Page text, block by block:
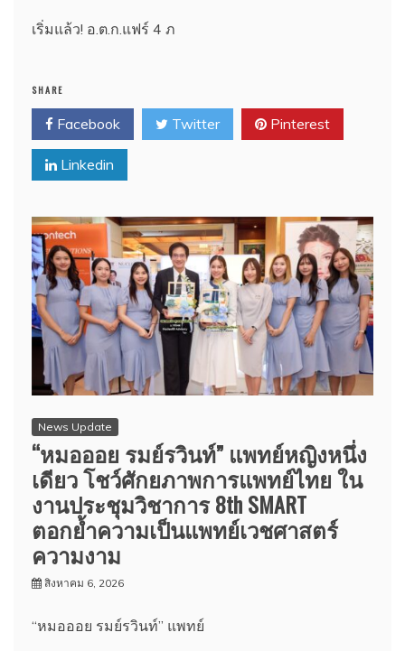
เริ่มแล้ว! อ.ต.ก.แฟร์ 4 ภ
SHARE
Facebook Twitter Pinterest
Linkedin
News Update
“หมอออย รมย์รวินท์” แพทย์หญิงหนึ่ง
เดียว โชว์ศักยภาพการแพทย์ไทย ใน
งานประชุมวิชาการ 8th SMART
ตอกย้ำความเป็นแพทย์เวชศาสตร์
ความงาม
สิงหาคม 6, 2026
“หมอออย รมย์รวินท์” แพทย์